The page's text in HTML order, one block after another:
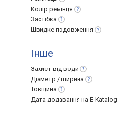
Колір ремінця
Застібка
Швидке подовження
Інше
Захист від води
Діаметр / ширина
Товщина
Дата додавання на E-Katalog